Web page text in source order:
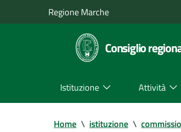
Regione Marche
Consiglio
Istituzione Attività
Home \ istituzione \